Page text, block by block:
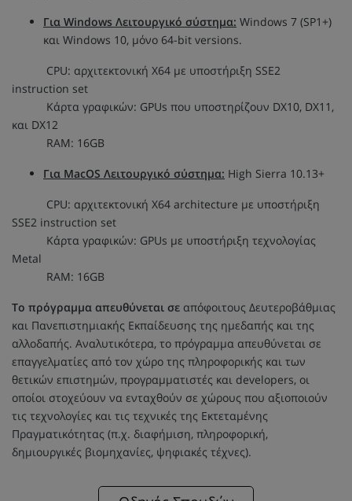
Για Windows Λειτουργικό σύστημα: Windows 7 (SP1+)
και Windows 10, μόνο 64-bit versions.
CPU: αρχιτεκτονική X64 με υποστήριξη SSE2
instruction set
Κάρτα γραφικών: GPUs που υποστηρίζουν DX10, DX11,
και DX12
RAM: 16GB
Για MacOS Λειτουργικό σύστημα: High Sierra 10.13+
CPU: αρχιτεκτονική X64 architecture με υποστήριξη
SSE2 instruction set
Κάρτα γραφικών: GPUs με υποστήριξη τεχνολογίας
Metal
RAM: 16GB
Το πρόγραμμα απευθύνεται σε απόφοιτους Δευτεροβάθμιας
και Πανεπιστημιακής Εκπαίδευσης της ημεδαπής και της
αλλοδαπής. Αναλυτικότερα, το πρόγραμμα απευθύνεται σε
επαγγελματίες από τον χώρο της πληροφορικής και των
θετικών επιστημών, προγραμματιστές και developers, οι
οποίοι στοχεύουν να ενταχθούν σε χώρους που αξιοποιούν
τις τεχνολογίες και τις τεχνικές της Εκτεταμένης
Πραγματικότητας (π.χ. διαφήμιση, πληροφορική,
δημιουργικές βιομηχανίες, ψηφιακές τέχνες).